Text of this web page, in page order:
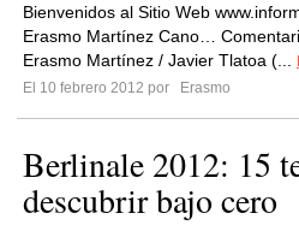
Bienvenidos al Sitio Web
Erasmo Martínez Cano…
Erasmo Martínez / Javier Tlatoa (...
El 10 febrero 2012 por
Erasmo
Berlinale 2012: 15
descubrir bajo cero